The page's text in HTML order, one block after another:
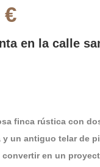
€
en la calle
finca rústica con
y un antiguo telar de
convertir en un